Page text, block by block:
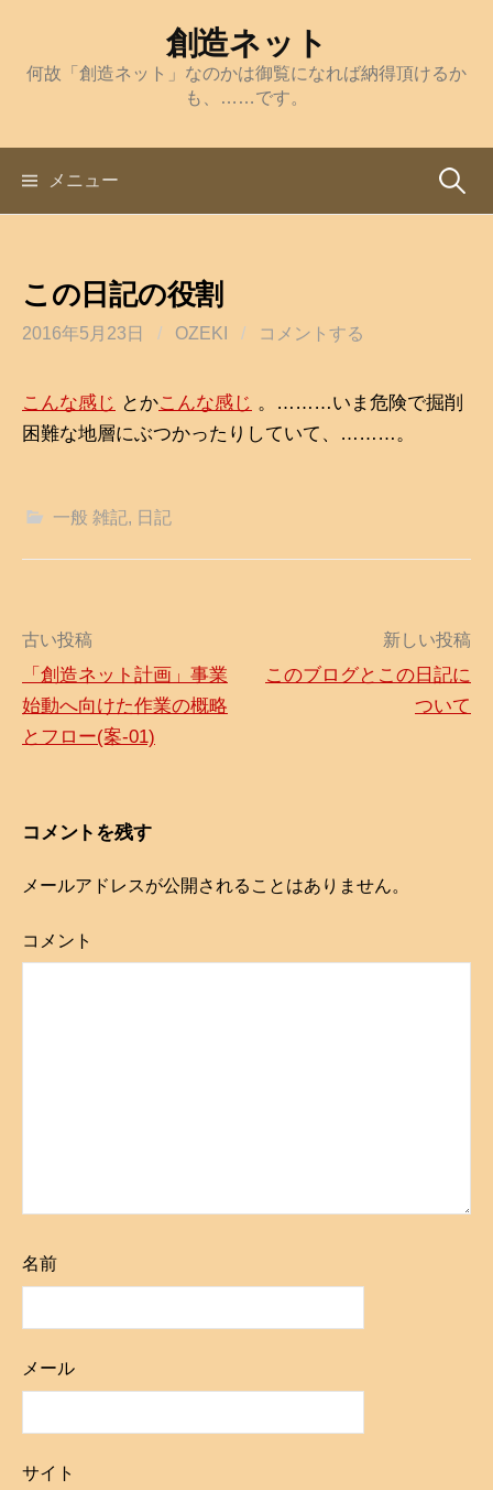
創造ネット
何故「創造ネット」なのかは御覧になれば納得頂けるか
も、……です。
メニュー 検
この日記の役割
2016年5月23日 / OZEKI / コメントする
こんな感じ とかこんな感じ 。………いま危険で掘削
困難な地層にぶつかったりしていて、………。
一般 雑記, 日記
投
稿
ビ
ー
シ
古い投稿
「創造ネット計画」事業
始動へ向けた作業の概略
とフロー(案-01)
新しい投稿
このブログとこの日記に
ついて
コメントを残す
メールアドレスが公開されることはありません。
コメント
名前
メール
サイト